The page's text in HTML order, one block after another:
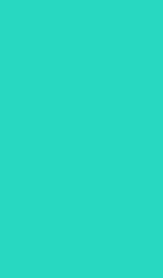
– Я доволен
внутренние
Голливуде, а
мини-сериале
в Лос-
коснется и
Это
воспринимали